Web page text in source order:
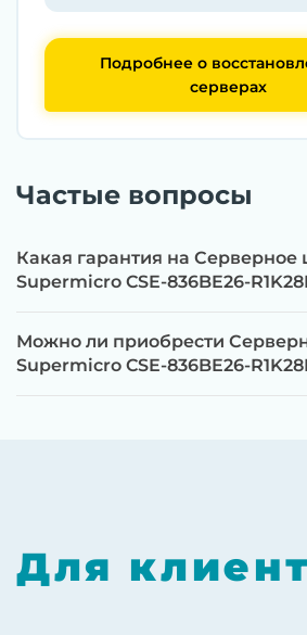
Подробнее о
серверах
Этап 2:Обновление
контроллеров, iLO/iDRAC и
Частые вопросы
Какая гарантия на Серверное
Supermicro CSE-836BE26-
Можно ли приобрести
Supermicro CSE-836BE26-
Для